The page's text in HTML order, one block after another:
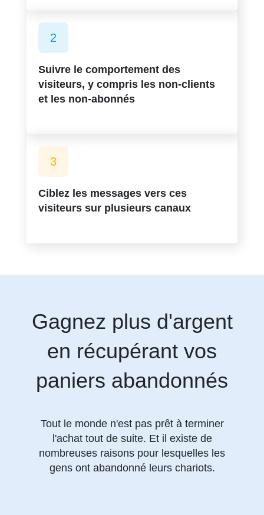
2
Suivre le comportement des
visiteurs, y compris les non-clients
et les non-abonnés
3
Ciblez les messages vers ces
visiteurs sur plusieurs canaux
Gagnez plus d'argent
en récupérant vos
paniers abandonnés
Tout le monde n'est pas prêt à terminer
l'achat tout de suite. Et il existe de
nombreuses raisons pour lesquelles les
gens ont abandonné leurs chariots.